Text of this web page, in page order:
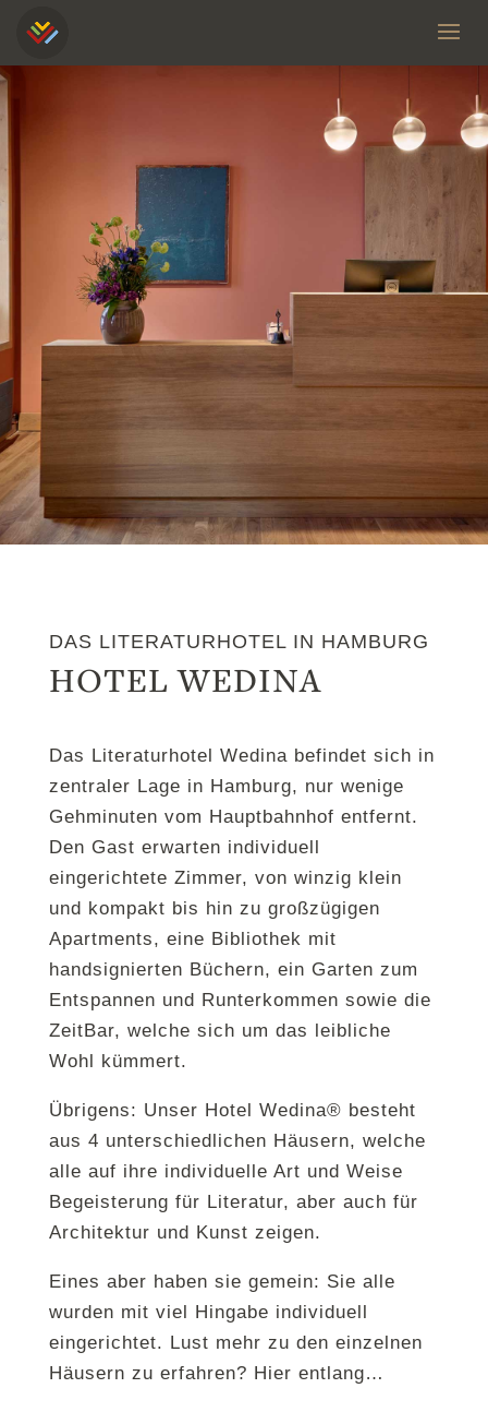
DAS LITERATURHOTEL IN HAMBURG
HOTEL WEDINA
Das Literaturhotel Wedina befindet sich in
zentraler Lage in Hamburg, nur wenige
Gehminuten vom Hauptbahnhof entfernt.
Den Gast erwarten individuell
eingerichtete Zimmer, von winzig klein
und kompakt bis hin zu großzügigen
Apartments, eine Bibliothek mit
handsignierten Büchern, ein Garten zum
Entspannen und Runterkommen sowie die
ZeitBar, welche sich um das leibliche
Wohl kümmert.
Übrigens: Unser Hotel Wedina® besteht
aus 4 unterschiedlichen Häusern, welche
alle auf ihre individuelle Art und Weise
Begeisterung für Literatur, aber auch für
Architektur und Kunst zeigen.
Eines aber haben sie gemein: Sie alle
wurden mit viel Hingabe individuell
eingerichtet. Lust mehr zu den einzelnen
Häusern zu erfahren? Hier entlang…